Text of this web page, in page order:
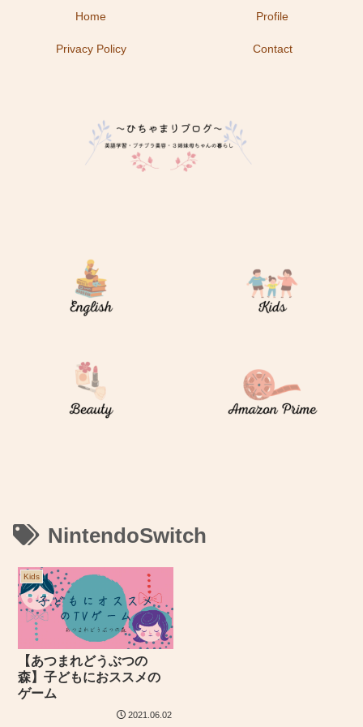
Home Profile
Privacy Policy Contact
NintendoSwitch
Kids
【あつまれどうぶつの
森】子どもにおススメの
ゲーム
2021.06.02